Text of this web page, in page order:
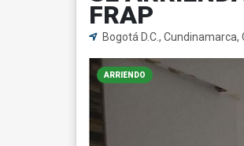
FRAP
Bogotá D.C., Cundinamarca,
ARRIENDO